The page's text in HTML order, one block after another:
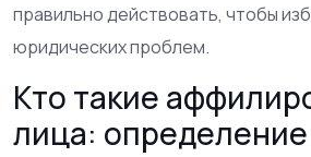
правильно действовать, чтобы
юридических проблем.
Кто такие
лица: